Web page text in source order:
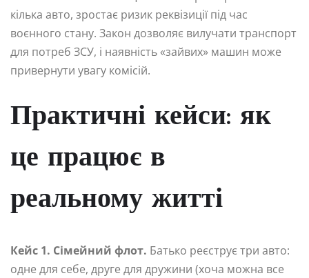
кілька авто, зростає ризик реквізиції під час
воєнного стану. Закон дозволяє вилучати транспорт
для потреб ЗСУ, і наявність «зайвих» машин може
привернути увагу комісій.
Практичні кейси: як
це працює в
реальному житті
Кейс 1. Сімейний флот. Батько реєструє три авто:
одне для себе, друге для дружини (хоча можна все